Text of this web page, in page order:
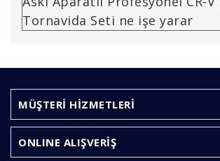
Yorum Yaz
Görüş ve önerileriniz için teşekkür ederiz.
Ürün resmi kalitesiz, bozuk veya
Ürün açıklamasında eksik bilgiler
MÜŞTERİ HİZMETLERİ
ONLINE ALIŞVERİŞ